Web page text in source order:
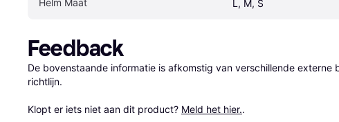
L, M, S
Feedback
De bovenstaande informatie is afkomstig van verschillende externe
richtlijn.
Klopt er iets niet aan dit product? Meld het hier..